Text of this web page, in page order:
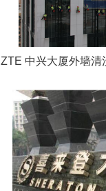
ZTE 中兴大厦外墙